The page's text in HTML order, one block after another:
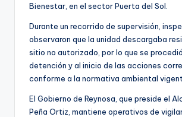
Bienestar, en el sector Puerta del Sol.
Durante un recorrido de supervisión,
observaron que la unidad descargaba
sitio no autorizado, por lo que se
detención y al inicio de las acciones
conforme a la normativa ambiental
El Gobierno de Reynosa, que preside el
Peña Ortiz, mantiene operativos de